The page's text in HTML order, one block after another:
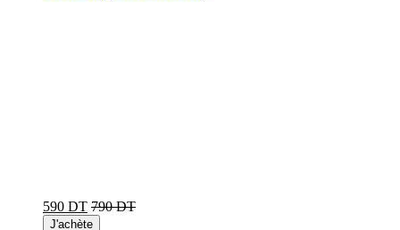
590 DT 790 DT
J'achète